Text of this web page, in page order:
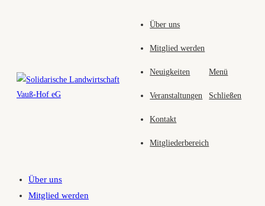
Über uns
Mitglied werden
Neuigkeiten
Veranstaltungen
Kontakt
Mitgliederbereich
Menü
Schließen
Über uns
Mitglied werden